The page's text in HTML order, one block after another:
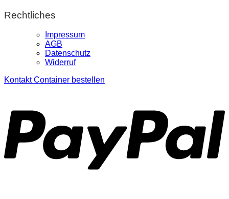
Rechtliches
Impressum
AGB
Datenschutz
Widerruf
Kontakt Container bestellen